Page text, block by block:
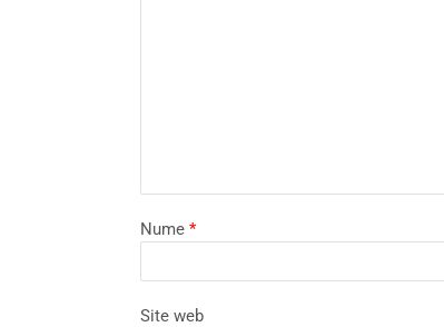
Nume *
Site web